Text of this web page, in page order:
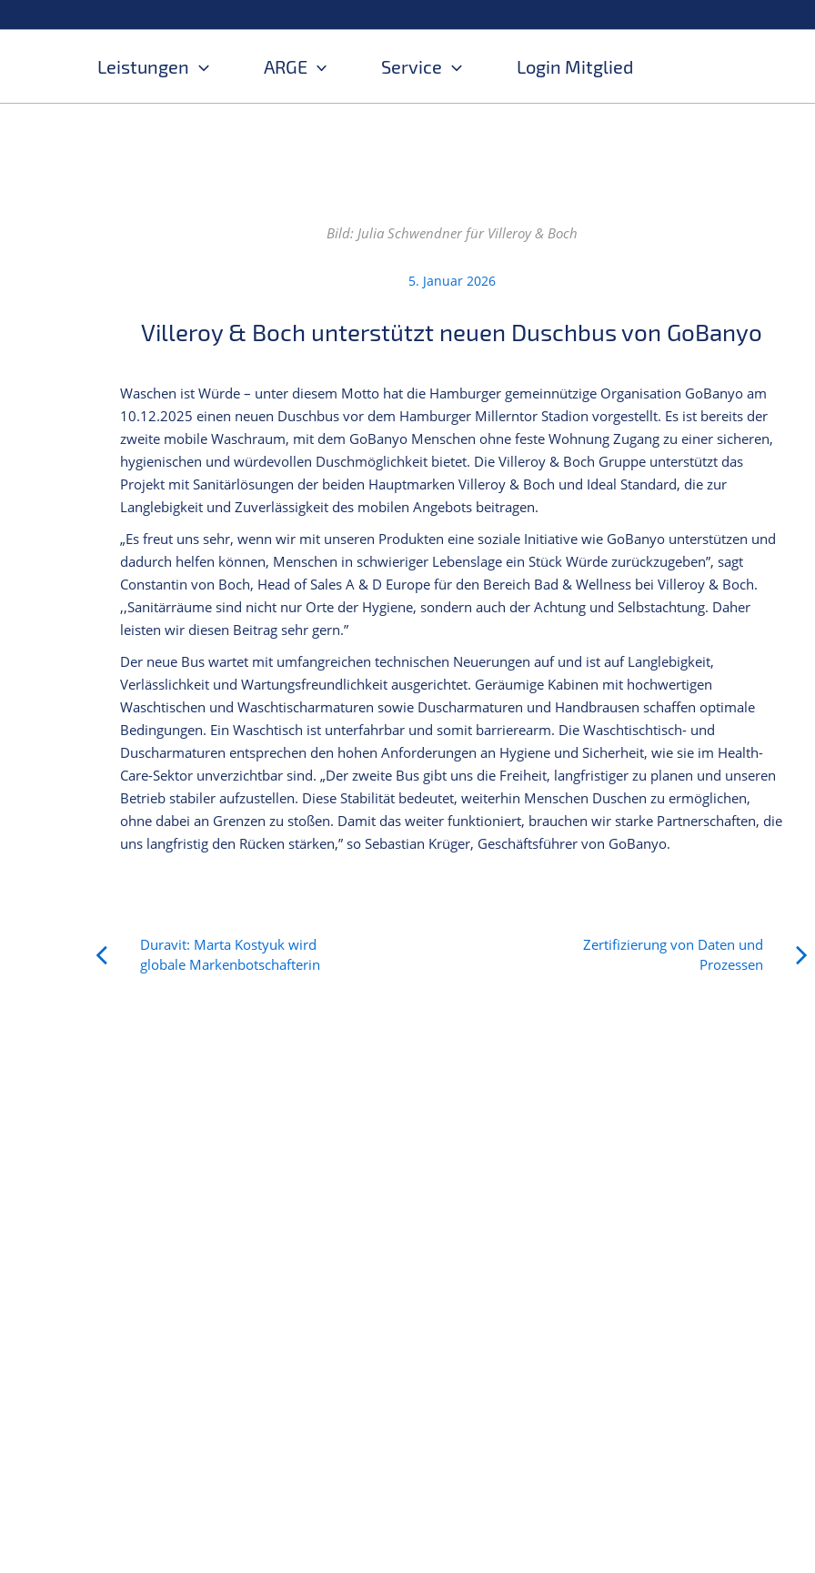
Inhalt
Leistungen ARGE Service Login Mitglied
Bild: Julia Schwendner für Villeroy & Boch
5. Januar 2026
Villeroy & Boch unterstützt neuen Duschbus von GoBanyo
Waschen ist Würde – unter diesem Motto hat die Hamburger gemeinnützige Organisation GoBanyo am
10.12.2025 einen neuen Duschbus vor dem Hamburger Millerntor Stadion vorgestellt. Es ist bereits der
zweite mobile Waschraum, mit dem GoBanyo Menschen ohne feste Wohnung Zugang zu einer sicheren,
hygienischen und würdevollen Duschmöglichkeit bietet. Die Villeroy & Boch Gruppe unterstützt das
Projekt mit Sanitärlösungen der beiden Hauptmarken Villeroy & Boch und Ideal Standard, die zur
Langlebigkeit und Zuverlässigkeit des mobilen Angebots beitragen.
„Es freut uns sehr, wenn wir mit unseren Produkten eine soziale Initiative wie GoBanyo unterstützen und
dadurch helfen können, Menschen in schwieriger Lebenslage ein Stück Würde zurückzugeben”, sagt
Constantin von Boch, Head of Sales A & D Europe für den Bereich Bad & Wellness bei Villeroy & Boch.
,,Sanitärräume sind nicht nur Orte der Hygiene, sondern auch der Achtung und Selbstachtung. Daher
leisten wir diesen Beitrag sehr gern.”
Der neue Bus wartet mit umfangreichen technischen Neuerungen auf und ist auf Langlebigkeit,
Verlässlichkeit und Wartungsfreundlichkeit ausgerichtet. Geräumige Kabinen mit hochwertigen
Waschtischen und Waschtischarmaturen sowie Duscharmaturen und Handbrausen schaffen optimale
Bedingungen. Ein Waschtisch ist unterfahrbar und somit barrierearm. Die Waschtischtisch- und
Duscharmaturen entsprechen den hohen Anforderungen an Hygiene und Sicherheit, wie sie im Health-
Care-Sektor unverzichtbar sind. „Der zweite Bus gibt uns die Freiheit, langfristiger zu planen und unseren
Betrieb stabiler aufzustellen. Diese Stabilität bedeutet, weiterhin Menschen Duschen zu ermöglichen,
ohne dabei an Grenzen zu stoßen. Damit das weiter funktioniert, brauchen wir starke Partnerschaften, die
uns langfristig den Rücken stärken,” so Sebastian Krüger, Geschäftsführer von GoBanyo.
Duravit: Marta Kostyuk wird
globale Markenbotschafterin
Zertifizierung von Daten und
Prozessen